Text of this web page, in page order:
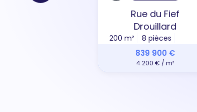
Rue du Fief
Drouillard
200 m² 8 pièces
839 900 €
4 200 € / m²